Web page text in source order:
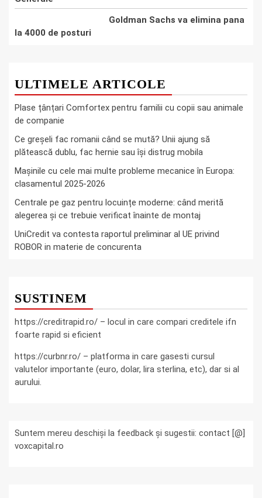
Goldman Sachs va elimina pana
la 4000 de posturi
ULTIMELE ARTICOLE
Plase țânțari Comfortex pentru familii cu copii sau animale
de companie
Ce greşeli fac romanii când se mută? Unii ajung să
plătească dublu, fac hernie sau îşi distrug mobila
Mașinile cu cele mai multe probleme mecanice în Europa:
clasamentul 2025-2026
Centrale pe gaz pentru locuințe moderne: când merită
alegerea și ce trebuie verificat înainte de montaj
UniCredit va contesta raportul preliminar al UE privind
ROBOR in materie de concurenta
SUSTINEM
https://creditrapid.ro/ – locul in care compari creditele ifn
foarte rapid si eficient
https://curbnr.ro/ – platforma in care gasesti cursul
valutelor importante (euro, dolar, lira sterlina, etc), dar si al
aurului.
Suntem mereu deschiși la feedback și sugestii: contact [@]
voxcapital.ro